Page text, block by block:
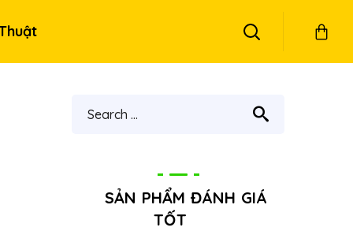
SẢN PHẨM ĐÁNH GIÁ
TỐT